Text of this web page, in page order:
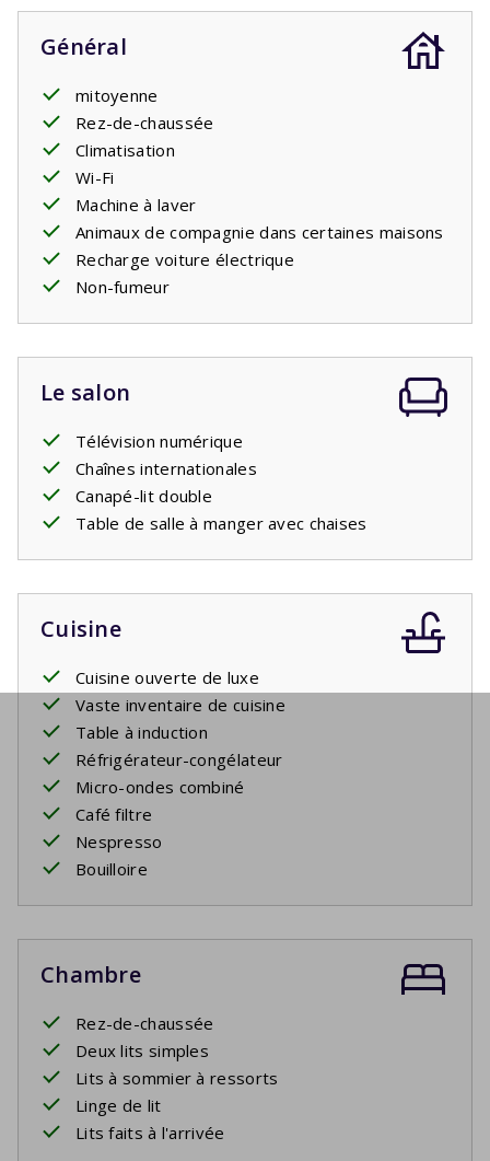
ensemble du magnifique paysage français.
Général
mitoyenne
Rez-de-chaussée
Climatisation
Wi-Fi
Machine à laver
Animaux de compagnie dans certaines maisons
Recharge voiture électrique
Non-fumeur
Le salon
Télévision numérique
Chaînes internationales
Canapé-lit double
Table de salle à manger avec chaises
Cuisine
Cuisine ouverte de luxe
Vaste inventaire de cuisine
Table à induction
Réfrigérateur-congélateur
Micro-ondes combiné
Café filtre
Nespresso
Bouilloire
Chambre
Rez-de-chaussée
Deux lits simples
Lits à sommier à ressorts
Linge de lit
Lits faits à l'arrivée